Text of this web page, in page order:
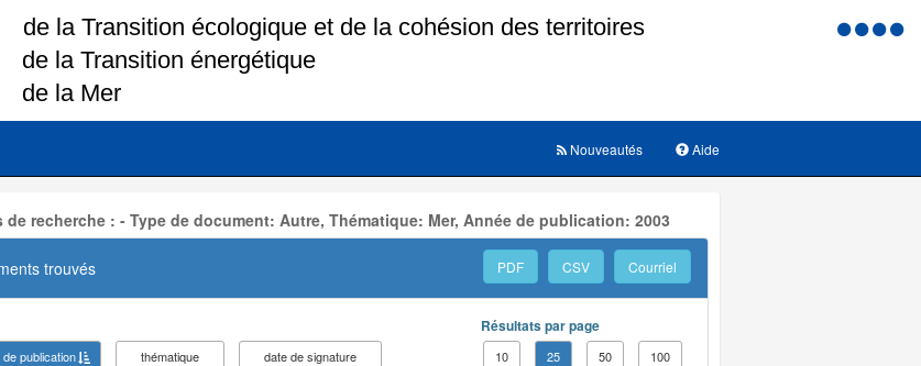
Menu
Aide
Nouveautés
de recherche : - Type de document: Autre, Thématique: Mer, Année de publication: 2003
trouvés PDF CSV Courriel
de publication thématique
date de signature
Résultats par page
10 25 50 100